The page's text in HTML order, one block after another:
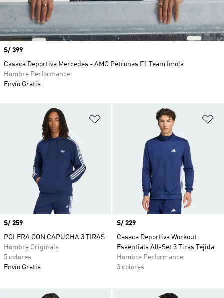
Añadir a la lista de deseos
Precio
S/ 259
POLERA CON CAPUCHA 3 TIRAS
Hombre Originals
5 colores
Envío Gratis
Precio
S/ 229
Casaca Deportiva Workout
Essentials All-Set 3 Tiras Tejida
Hombre Performance
3 colores
Precio
S/ 399
Casaca Deportiva Mercedes - AMG Petronas F1 Team Imola
Hombre Performance
Envío Gratis